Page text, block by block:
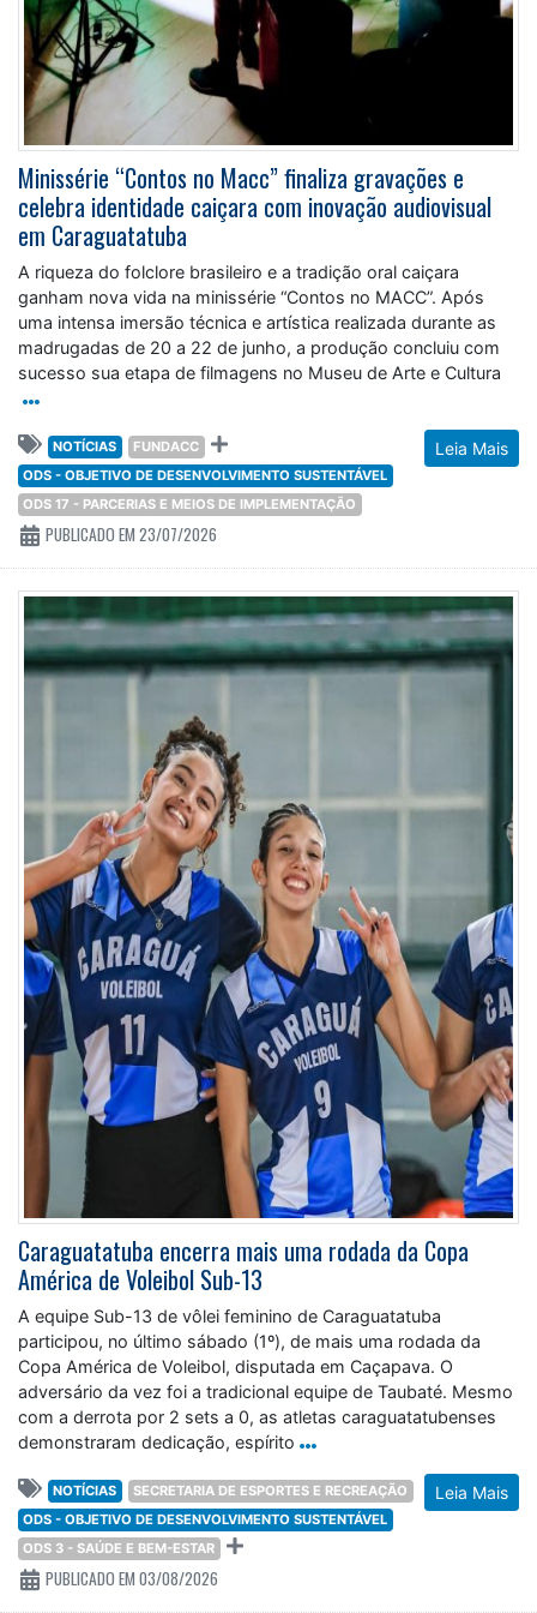
Minissérie “Contos no Macc” finaliza gravações e
celebra identidade caiçara com inovação audiovisual
em Caraguatatuba
A riqueza do folclore brasileiro e a tradição oral caiçara
ganham nova vida na minissérie “Contos no MACC”. Após
uma intensa imersão técnica e artística realizada durante as
madrugadas de 20 a 22 de junho, a produção concluiu com
sucesso sua etapa de filmagens no Museu de Arte e Cultura
Leia Mais
NOTÍCIAS
FUNDACC
ODS - OBJETIVO DE DESENVOLVIMENTO SUSTENTÁVEL
ODS 17 - PARCERIAS E MEIOS DE IMPLEMENTAÇÃO
PUBLICADO EM 23/07/2026
Caraguatatuba encerra mais uma rodada da Copa
América de Voleibol Sub-13
A equipe Sub-13 de vôlei feminino de Caraguatatuba
participou, no último sábado (1º), de mais uma rodada da
Copa América de Voleibol, disputada em Caçapava. O
adversário da vez foi a tradicional equipe de Taubaté. Mesmo
com a derrota por 2 sets a 0, as atletas caraguatatubenses
demonstraram dedicação, espírito
Leia Mais
NOTÍCIAS
SECRETARIA DE ESPORTES E RECREAÇÃO
ODS - OBJETIVO DE DESENVOLVIMENTO SUSTENTÁVEL
ODS 3 - SAÚDE E BEM-ESTAR
PUBLICADO EM 03/08/2026